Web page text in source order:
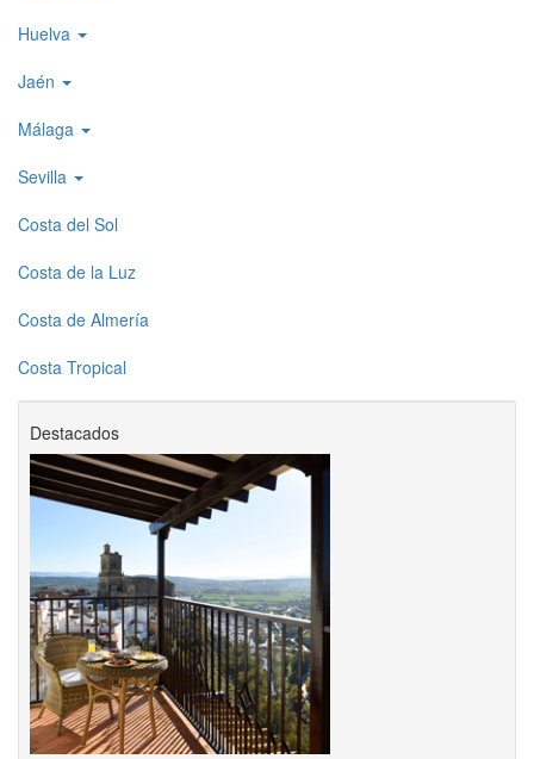
Huelva
Jaén
Málaga
Sevilla
Costa del Sol
Costa de la Luz
Costa de Almería
Costa Tropical
Destacados